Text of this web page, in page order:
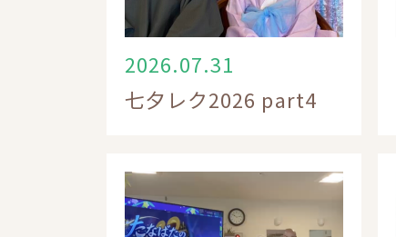
2026.07.31
七夕レク2026 part4